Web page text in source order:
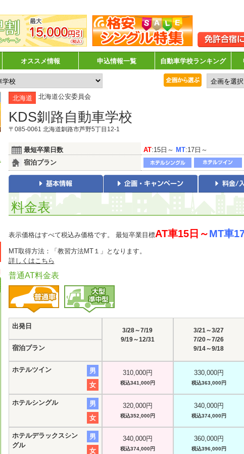
オススメ情報 申込情報一覧 自動車学校ランキング
北海道 北海道公安委員会
KDS釧路自動車学校
〒085-0061 北海道釧路市芦野5丁目12-1
最短卒業日数 AT:15日～ MT:17日～
宿泊プラン
料金表
表示価格はすべて税込み価格です。 最短卒業目標AT車15日～MT車
MT取得方法：「教習方法MT１」となります。
詳しくはこちら
普通AT料金表
出発日
3/28～7/19
9/19～12/31
3/21～3/27
7/20～7/26
9/14～9/18
宿泊プラン
ホテルツイン
男
女
310,000円
税込341,000円
330,000円
税込363,000円
ホテルシングル
男
女
320,000円
税込352,000円
340,000円
税込374,000円
ホテルデラックスシン
グル
男
女
340,000円
税込374,000円
360,000円
税込396,000円